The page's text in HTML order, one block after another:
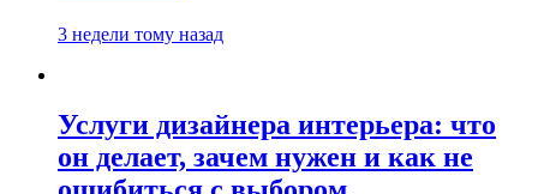
3 недели тому назад
Услуги дизайнера интерьера: что
он делает, зачем нужен и как не